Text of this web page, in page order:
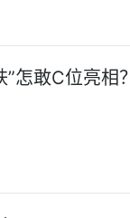
”怎敢C位亮相